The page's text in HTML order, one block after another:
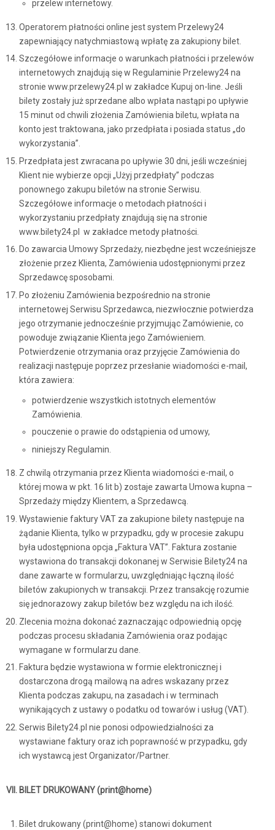
przelew internetowy.
Operatorem płatności online jest system Przelewy24
zapewniający natychmiastową wpłatę za zakupiony bilet.
Szczegółowe informacje o warunkach płatności i przelewów
internetowych znajdują się w Regulaminie Przelewy24 na
stronie www.przelewy24.pl w zakładce Kupuj on-line. Jeśli
bilety zostały już sprzedane albo wpłata nastąpi po upływie
15 minut od chwili złożenia Zamówienia biletu, wpłata na
konto jest traktowana, jako przedpłata i posiada status „do
wykorzystania”.
Przedpłata jest zwracana po upływie 30 dni, jeśli wcześniej
Klient nie wybierze opcji „Użyj przedpłaty” podczas
ponownego zakupu biletów na stronie Serwisu.
Szczegółowe informacje o metodach płatności i
wykorzystaniu przedpłaty znajdują się na stronie
www.bilety24.pl w zakładce metody płatności.
Do zawarcia Umowy Sprzedaży, niezbędne jest wcześniejsze
złożenie przez Klienta, Zamówienia udostępnionymi przez
Sprzedawcę sposobami.
Po złożeniu Zamówienia bezpośrednio na stronie
internetowej Serwisu Sprzedawca, niezwłocznie potwierdza
jego otrzymanie jednocześnie przyjmując Zamówienie, co
powoduje związanie Klienta jego Zamówieniem.
Potwierdzenie otrzymania oraz przyjęcie Zamówienia do
realizacji następuje poprzez przesłanie wiadomości e-mail,
która zawiera:
potwierdzenie wszystkich istotnych elementów
Zamówienia.
pouczenie o prawie do odstąpienia od umowy,
niniejszy Regulamin.
Z chwilą otrzymania przez Klienta wiadomości e-mail, o
której mowa w pkt. 16 lit b) zostaje zawarta Umowa kupna –
Sprzedaży między Klientem, a Sprzedawcą.
Wystawienie faktury VAT za zakupione bilety następuje na
żądanie Klienta, tylko w przypadku, gdy w procesie zakupu
była udostępniona opcja „Faktura VAT”. Faktura zostanie
wystawiona do transakcji dokonanej w Serwisie Bilety24 na
dane zawarte w formularzu, uwzględniając łączną ilość
biletów zakupionych w transakcji. Przez transakcję rozumie
się jednorazowy zakup biletów bez względu na ich ilość.
Zlecenia można dokonać zaznaczając odpowiednią opcję
podczas procesu składania Zamówienia oraz podając
wymagane w formularzu dane.
Faktura będzie wystawiona w formie elektronicznej i
dostarczona drogą mailową na adres wskazany przez
Klienta podczas zakupu, na zasadach i w terminach
wynikających z ustawy o podatku od towarów i usług (VAT).
Serwis Bilety24.pl nie ponosi odpowiedzialności za
wystawiane faktury oraz ich poprawność w przypadku, gdy
ich wystawcą jest Organizator/Partner.
VII. BILET DRUKOWANY (print@home)
Bilet drukowany (print@home) stanowi dokument